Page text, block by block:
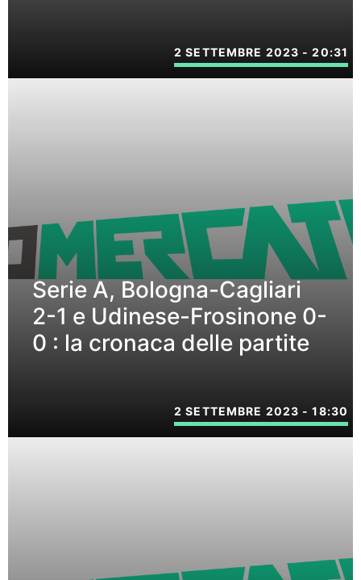
2 SETTEMBRE 2023 - 20:31
Serie A, Bologna-Cagliari
2-1 e Udinese-Frosinone 0-
0 : la cronaca delle partite
2 SETTEMBRE 2023 - 18:30